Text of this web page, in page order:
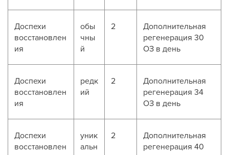
Доспехи
восстановлен
ия
обы
чны
й
2
Дополнительная
регенерация 30
ОЗ в день
Доспехи
восстановлен
ия
редк
ий
2
Дополнительная
регенерация 34
ОЗ в день
Доспехи
восстановлен
уник
альн
2
Дополнительная
регенерация 40